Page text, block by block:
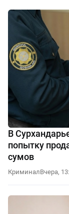
В
попытку
сумов
КриминалВчера,